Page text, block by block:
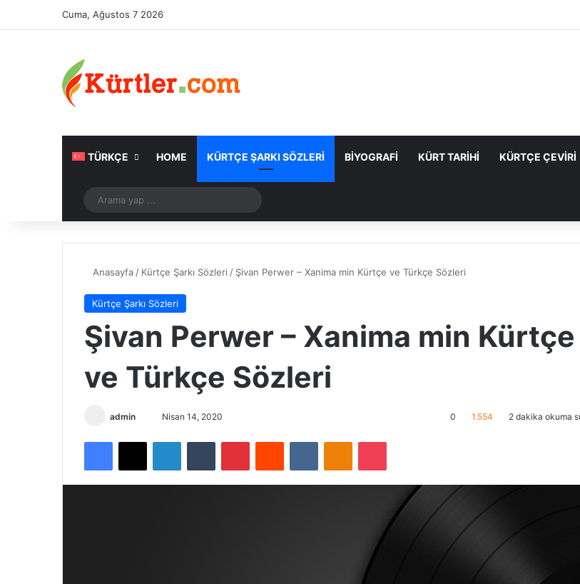
Cuma, Ağustos 7 2026
TÜRKÇE HOME KÜRTÇE ŞARKI SÖZLERI BIYOGRAFI KÜRT TARIHI KÜRTÇE ÇEVIRI
Rastgele Makale
yap
Anasayfa / Kürtçe Şarkı Sözleri / Şivan Perwer – Xanima min Kürtçe ve Türkçe Sözleri
Kürtçe Şarkı Sözleri
Şivan Perwer – Xanima min Kürtçe
ve Türkçe Sözleri
admin
e
-
Nisan 14, 2020 0 1.554 2 dakika okuma